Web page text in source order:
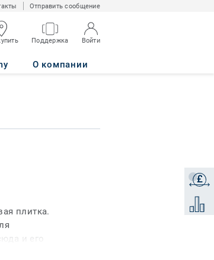
Отправить сообщение
Поддержка Войти
О компании
£
плитка.
и его
и